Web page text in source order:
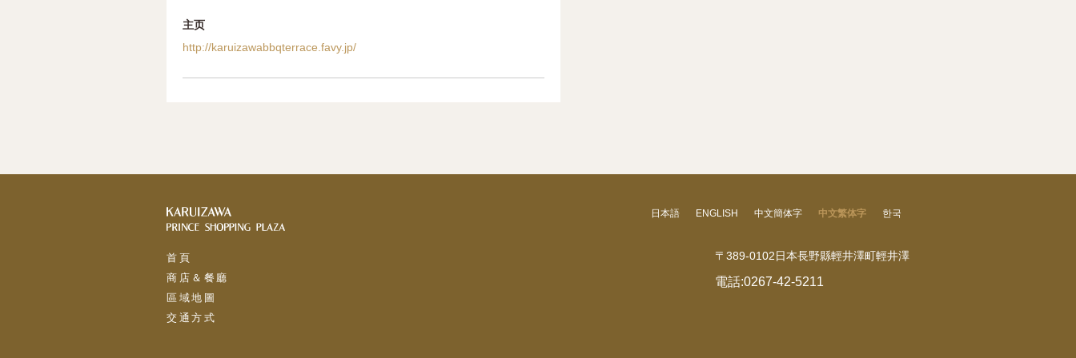
主页
http://karuizawabbqterrace.favy.jp/
〒389-0102日本長野縣輕井澤町輕井澤
電話:0267-42-5211
首頁
商店＆餐廳
區域地圖
交通方式
日本語 ENGLISH 中文簡体字 中文繁体字 한국